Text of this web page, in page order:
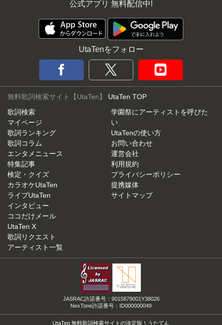
公式アプリ 無料配信中!
UtaTenをフォロー
無料歌詞検索サイト【UtaTen】 UtaTen TOP
歌詞検索
マイページ
歌詞ランキング
歌詞コラム
エンタメニュース
特集記事
検定・クイズ
カラオケUtaTen
ライブUtaTen
インタビュー
ココだけメール
UtaTen X
歌詞リクエスト
アーティスト一覧
学園祭にアーティストを呼びた
い
UtaTenの使い方
お問い合わせ
運営会社
利用規約
プライバシーポリシー
提携媒体
サイトマップ
JASRAC許諾番号：9015879001Y38026
NexTone許諾番号：ID000000049
UtaTen 無料歌詞検索サイトの決定版！うたてん